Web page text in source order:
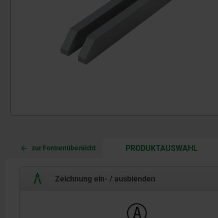
zur Formenübersicht PRODUKTAUSWAHL
Zeichnung ein- / ausblenden